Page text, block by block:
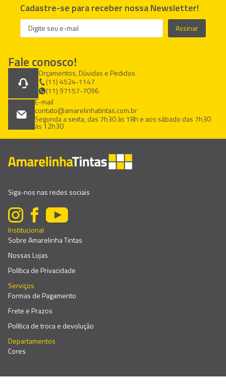
Cadastre-se para receber nossa Newsletter!
Assinar
Fale conosco!
Orçamentos, Dúvidas e Pedidos
(11) 4524-1147
(11) 97157-7096
E-mail
contato@amarelinhatintas.com.br
Segunda a sexta, das 7h30 às 18h e aos sábado das 7h30
às 12h30
Siga-nos nas redes sociais
Institucional
Sobre Amarelinha Tintas
Nossas Lojas
Política de Privacidade
Serviços
Formas de Pagamento
Frete e Prazos
Política de troca e devolução
Departamentos
Cores